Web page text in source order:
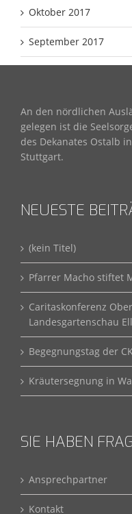
Oktober 2017
September 2017
An den nördlichen
gelegen ist die
des Dekanates Ostalb
Stuttgart.
NEUESTE
(kein Titel)
Pfarrer Macho stiftet
Caritaskonferenz
Landesgartenschau
Begegnungstag der
Kräutersegnung in
SIE HABEN
Ansprechpartner
Kontakt